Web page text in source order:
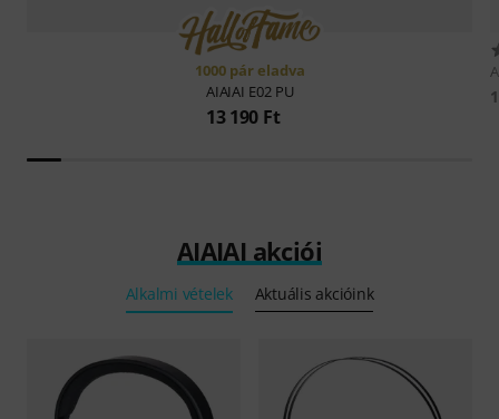
1000 pár eladva
AIAIAI E02 PU
13 190 Ft
AIAIAI akciói
Alkalmi vételek Aktuális akcióink